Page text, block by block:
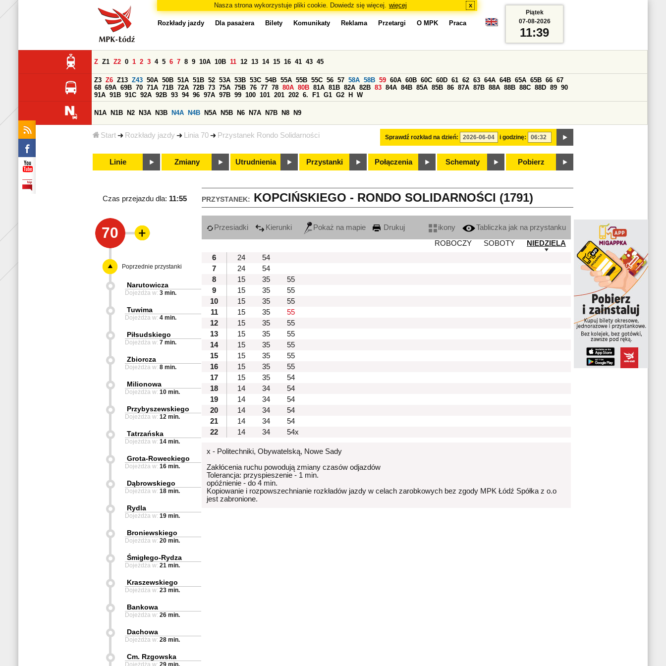
Nasza strona wykorzystuje pliki cookie. Dowiedz się więcej. więcej x
Start Rozkłady jazdy Linia 70 Przystanek Rondo Solidarności
Rozkłady jazdy Dla pasażera Bilety Komunikaty Reklama Przetargi O MPK Praca
Sprawdź rozkład na dzień: i godzinę:
Z Z1 Z2 0 1 2 3 4 5 6 7 8 9 10A 10B 11 12 13 14 15 16 41 43 45
Z3 Z6 Z13 Z43 50A 50B 51A 51B 52 53A 53B 53C 54B 55A 55B 55C 56 57 58A 58B 59 60A 60B 60C 60D 61 62 63 64A 64B 65A 65B 66 67
68 69A 69B 70 71A 71B 72A 72B 73 75A 75B 76 77 78 80A 80B 81A 81B 82A 82B 83 84A 84B 85A 85B 86 87A 87B 88A 88B 88C 88D 89 90
91A 91B 91C 92A 92B 93 94 96 97A 97B 99 100 101 201 202 6. F1 G1 G2 H W
N1A N1B N2 N3A N3B N4A N4B N5A N5B N6 N7A N7B N8 N9
Linie Zmiany Utrudnienia Przystanki Połączenia Schematy Pobierz
Piątek
07-08-2026
11:39
PRZYSTANEK: KOPCIŃSKIEGO - RONDO SOLIDARNOŚCI (1791)
Czas przejazdu dla: 11:55
70 Przesiadki Kierunki Pokaż na mapie Drukuj ikony
Tabliczka jak na przystanku
ROBOCZY
SOBOTY
NIEDZIELA
6
24
54
7
24
54
8
15 35
55
9
15 35
55
10
15 35
55
11
15 35
55
12
15 35
55
13
15 35
55
14
15 35
55
15
15 35
55
16
15 35
55
17
15 35
54
18
14 34
54
19
14 34
54
20
14 34
54
21
14 34
54
22
14 34 54x
x - Politechniki, Obywatelską, Nowe Sady
Zakłócenia ruchu powodują zmiany czasów odjazdów
Tolerancja: przyspieszenie - 1 min.
opóźnienie - do 4 min.
Kopiowanie i rozpowszechnianie rozkładów jazdy w celach zarobkowych bez zgody MPK Łódź Spółka z o.o
jest zabronione.
Poprzednie przystanki
Narutowicza
Dojeżdża w: 3 min.
Tuwima
Dojeżdża w: 4 min.
Piłsudskiego
Dojeżdża w: 7 min.
Zbiorcza
Dojeżdża w: 8 min.
Milionowa
Dojeżdża w: 10 min.
Przybyszewskiego
Dojeżdża w: 12 min.
Tatrzańska
Dojeżdża w: 14 min.
Grota-Roweckiego
Dojeżdża w: 16 min.
Dąbrowskiego
Dojeżdża w: 18 min.
Rydla
Dojeżdża w: 19 min.
Broniewskiego
Dojeżdża w: 20 min.
Śmigłego-Rydza
Dojeżdża w: 21 min.
Kraszewskiego
Dojeżdża w: 23 min.
Bankowa
Dojeżdża w: 26 min.
Dachowa
Dojeżdża w: 28 min.
Cm. Rzgowska
Dojeżdża w: 29 min.